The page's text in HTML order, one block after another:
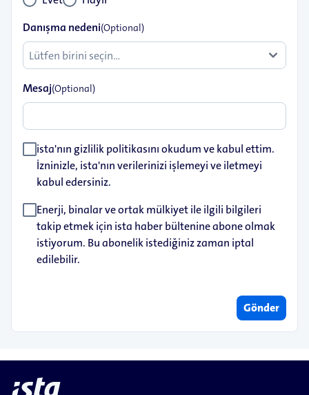
Danışma nedeni(Optional)
Mesaj(Optional)
ista'nın gizlilik politikasını okudum ve kabul ettim.
İzninizle, ista'nın verilerinizi işlemeyi ve iletmeyi
kabul edersiniz.
Enerji, binalar ve ortak mülkiyet ile ilgili bilgileri
takip etmek için ista haber bültenine abone olmak
istiyorum. Bu abonelik istediğiniz zaman iptal
edilebilir.
Gönder